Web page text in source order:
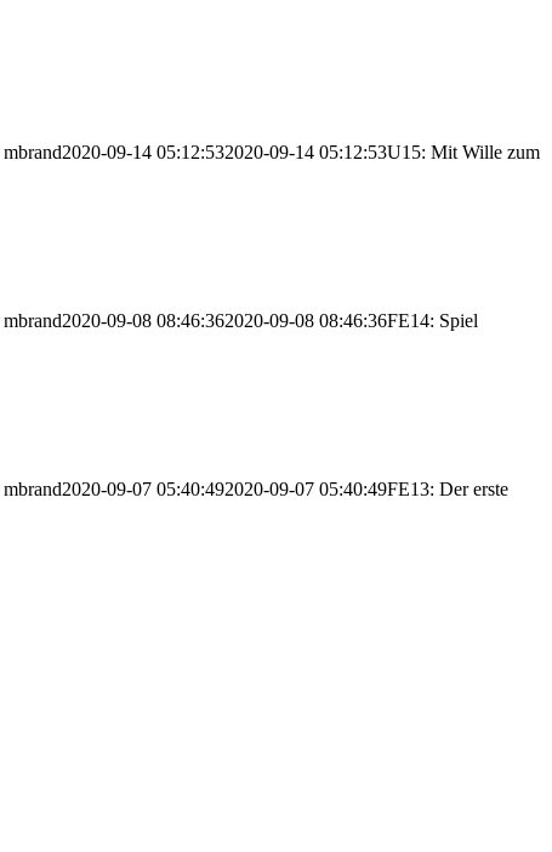
mbrand2020-09-14 05:12:532020-09-14 05:12:53U15: Mit Wille zum
mbrand2020-09-08 08:46:362020-09-08 08:46:36FE14: Spiel
mbrand2020-09-07 05:40:492020-09-07 05:40:49FE13: Der erste